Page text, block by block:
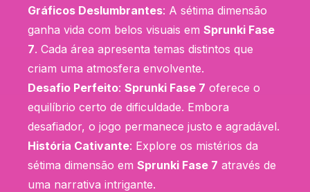
Gráficos Deslumbrantes: A sétima dimensão
ganha vida com belos visuais em Sprunki Fase
7. Cada área apresenta temas distintos que
criam uma atmosfera envolvente.
Desafio Perfeito: Sprunki Fase 7 oferece o
equilíbrio certo de dificuldade. Embora
desafiador, o jogo permanece justo e agradável.
História Cativante: Explore os mistérios da
sétima dimensão em Sprunki Fase 7 através de
uma narrativa intrigante.